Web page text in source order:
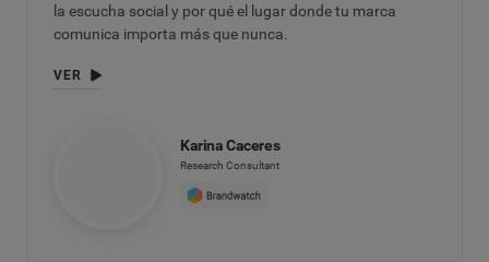
la escucha social y por qué el lugar donde tu marca
comunica importa más que nunca.
VER
Karina Caceres
Research Consultant